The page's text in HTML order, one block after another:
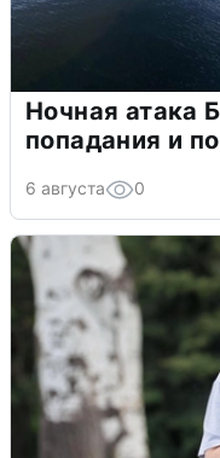
Ночная атака
попадания и
6 августа 0